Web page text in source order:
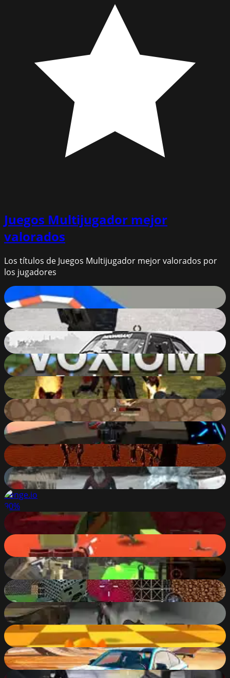
Juegos Multijugador mejor
valorados
Los títulos de Juegos Multijugador mejor valorados por
los jugadores
Smash Karts
91%
Combat Online
90
Xtreme Drift 2 Online
90%
Voxiom.io - Voxel Shooter Featuring Battle Royale!
90%
Realistic Zombie Survival Warfare
90%
MiniGiants.io
90%
SpaceGuard.io
90
Dinosaurs Survival The End Of World
90
Christmas Survival
90%
Venge.io
90%
Pixel Gun Apocalypse 7
89
Kogama: Battlewars
89
Extreme Pixel Gun Apocalypse 3
89%
Shooting Blocky Combat Swat GunGame Survival
89%
Zombie Apocalypse Tunnel Survival
89%
Kogama: Dungeon Run
89
Stunt Multiplayer Arena
89%
Bullet Force Multiplayer